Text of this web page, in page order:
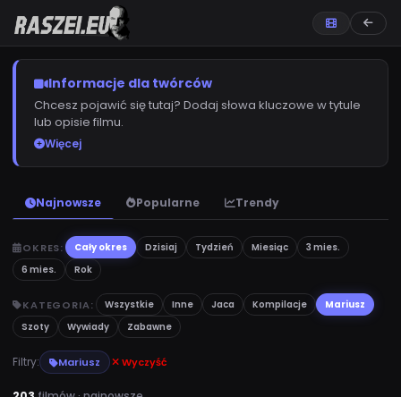
Informacje dla twórców
Chcesz pojawić się tutaj? Dodaj słowa kluczowe w tytule
lub opisie filmu.
Więcej
Najnowsze Popularne Trendy
OKRES: Cały okres Dzisiaj Tydzień Miesiąc
3 mies.
6 mies.
Rok
KATEGORIA: Wszystkie Inne Jaca Kompilacje
Mariusz
Szoty
Wywiady Zabawne
Filtry: Mariusz Wyczyść